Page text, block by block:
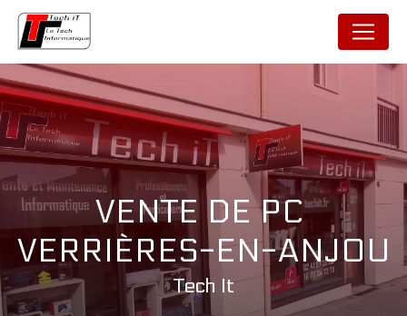
VENTE DE PC
VERRIÈRES-EN-ANJOU
Tech It
Panneau de gestion des cookies